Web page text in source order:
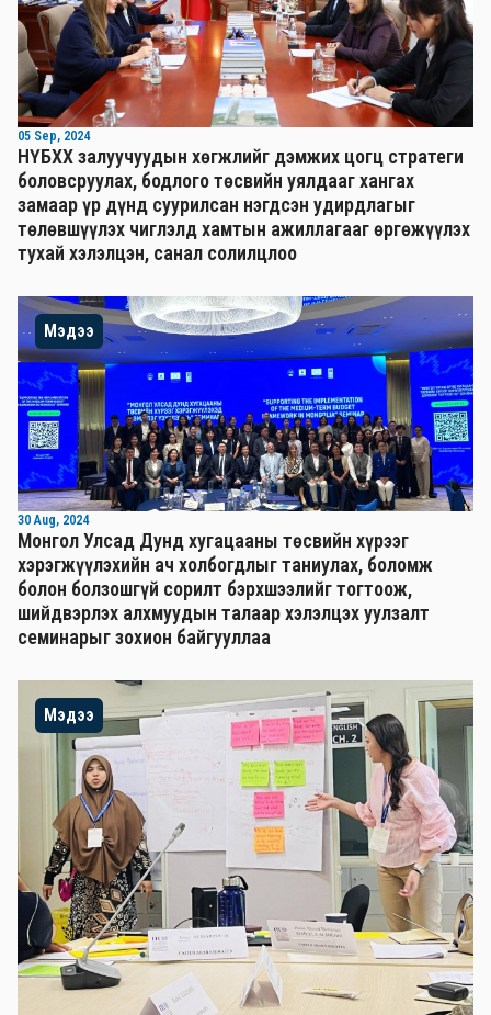
05 Sep, 2024
НҮБХХ залуучуудын хөгжлийг дэмжих цогц стратеги
боловсруулах, бодлого төсвийн уялдааг хангах
замаар үр дүнд суурилсан нэгдсэн удирдлагыг
төлөвшүүлэх чиглэлд хамтын ажиллагааг өргөжүүлэх
тухай хэлэлцэн, санал солилцлоо
Мэдээ
30 Aug, 2024
Монгол Улсад Дунд хугацааны төсвийн хүрээг
хэрэгжүүлэхийн ач холбогдлыг таниулах, боломж
болон болзошгүй сорилт бэрхшээлийг тогтоож,
шийдвэрлэх алхмуудын талаар хэлэлцэх уулзалт
семинарыг зохион байгууллаа
Мэдээ